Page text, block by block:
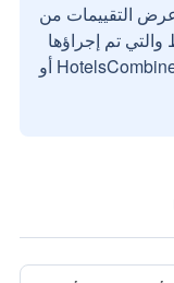
التقييمات من
تم إجراؤها
بواسطة مستخدمين حقيقيين مع HotelsCombined أو